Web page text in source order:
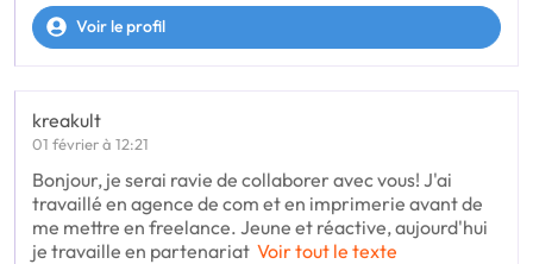
Voir le profil
kreakult
01 février à 12:21
Bonjour, je serai ravie de collaborer avec vous! J'ai
travaillé en agence de com et en imprimerie avant de
me mettre en freelance. Jeune et réactive, aujourd'hui
je travaille en partenariat Voir tout le texte